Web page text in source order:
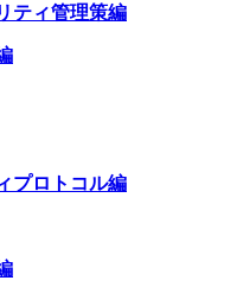
ティ管理策編
プロトコル編